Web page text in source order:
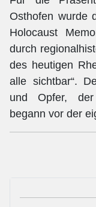
Osthofen wurde
Holocaust
durch
des heutigen
alle sichtbar“.
und Opfer, der
begann vor der